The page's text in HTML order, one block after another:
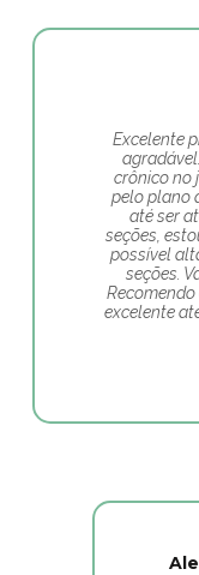
Excelente
crônico no
pelo plano
até ser
seções,
possível
seções.
excelente